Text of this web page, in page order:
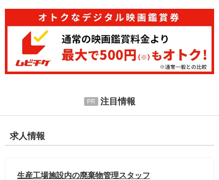
注目情報
求人情報
生産工場施設内の廃棄物管理スタッフ